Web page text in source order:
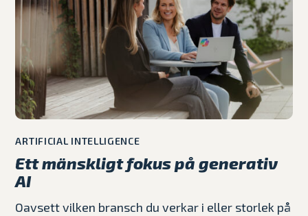
ARTIFICIAL INTELLIGENCE
Ett mänskligt fokus på generativ
AI
Oavsett vilken bransch du verkar i eller storlek på